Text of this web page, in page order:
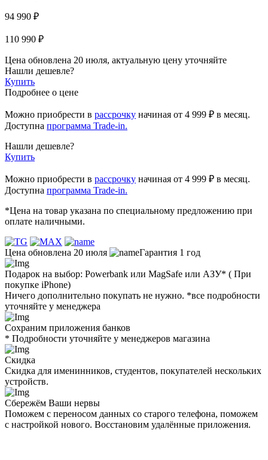
94 990 ₽
110 990 ₽
Цена обновлена 20 июля, актуальную цену уточняйте
Нашли дешевле?
Купить
Подробнее о цене
Можно приобрести в рассрочку начиная от 4 999 ₽ в месяц.
Доступна программа Trade-in.
Нашли дешевле?
Купить
Можно приобрести в рассрочку начиная от 4 999 ₽ в месяц.
Доступна программа Trade-in.
*Цена на товар указана по специальному предложению при
оплате наличными.
Цена обновлена 20 июля Гарантия 1 год
Подарок на выбор: Powerbank или MagSafe или AЗУ* ( При
покупке iPhone)
Ничего дополнительно покупать не нужно. *все подробности
уточняйте у менеджера
Сохраним приложения банков
* Подробности уточняйте у менеджеров магазина
Скидка
Скидка для именинников, студентов, покупателей нескольких
устройств.
Сбережём Ваши нервы
Поможем с переносом данных со старого телефона, поможем
с настройкой нового. Восстановим удалённые приложения.